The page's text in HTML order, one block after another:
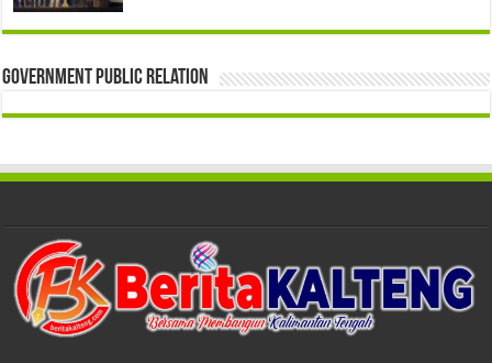
Government Public Relation